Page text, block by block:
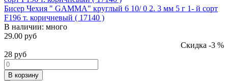
Бисер Чехия " GAMMA" круглый 6 10/ 0 2. 3 мм 5 г 1- й сорт
F196 т. коричневый ( 17140 )
В наличии: много
29.00 руб
Скидка -3 %
28 руб
В корзину